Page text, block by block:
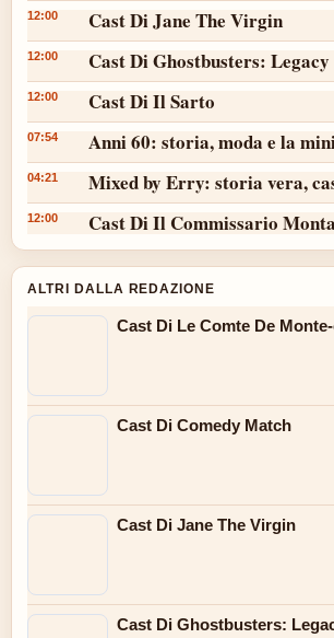
12:00 Cast Di Jane The Virgin
12:00 Cast Di Ghostbusters: Legacy
12:00 Cast Di Il Sarto
07:54 Anni 60: storia, moda e la
04:21 Mixed by Erry: storia vera,
12:00 Cast Di Il Commissario
ALTRI DALLA REDAZIONE
Cast Di Le Comte De
Cast Di Comedy Match
Cast Di Jane The Virgin
Cast Di Ghostbusters: